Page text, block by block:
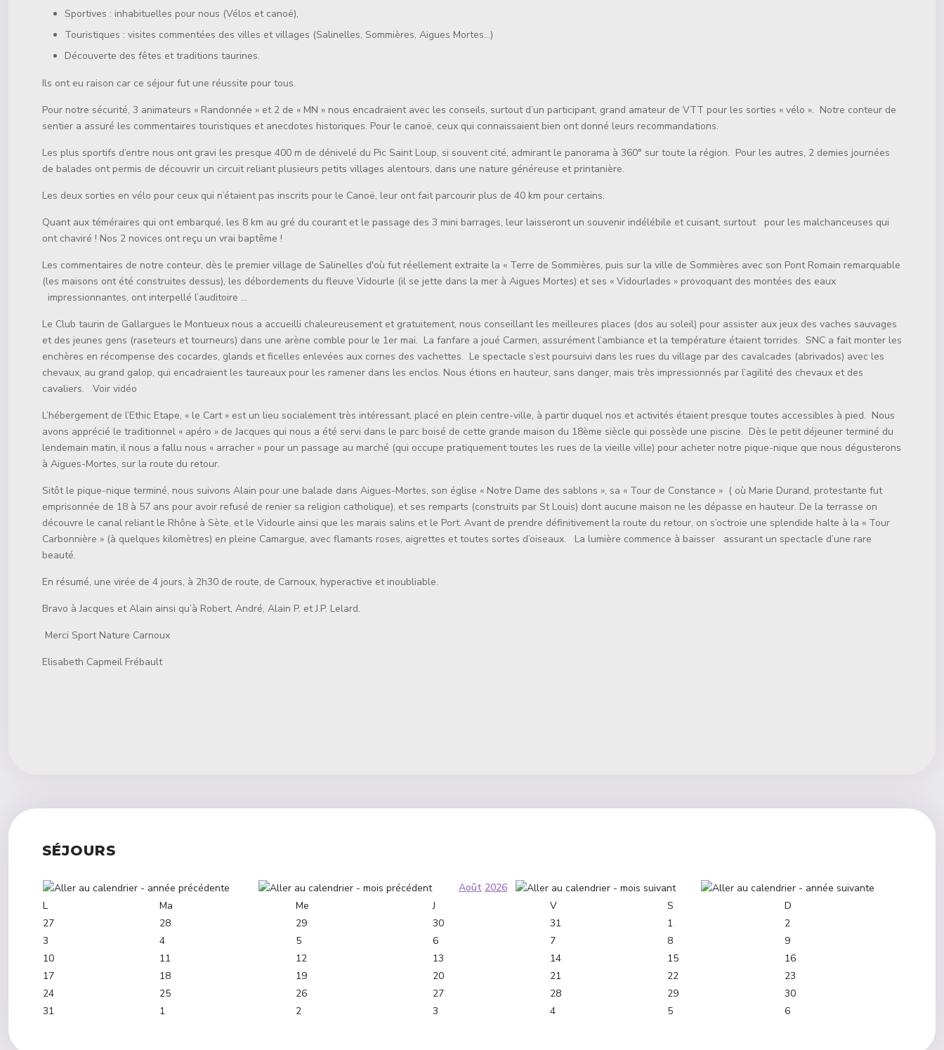
Sportives : inhabituelles pour nous (Vélos et canoë),
Touristiques : visites commentées des villes et villages (Salinelles, Sommières, Aigues Mortes…)
Découverte des fêtes et traditions taurines.
Ils ont eu raison car ce séjour fut une réussite pour tous.
Pour notre sécurité, 3 animateurs « Randonnée » et 2 de « MN » nous encadraient avec les conseils, surtout d’un participant, grand amateur de VTT pour les sorties « vélo ». Notre conteur de
sentier a assuré les commentaires touristiques et anecdotes historiques. Pour le canoë, ceux qui connaissaient bien ont donné leurs recommandations.
Les plus sportifs d’entre nous ont gravi les presque 400 m de dénivelé du Pic Saint Loup, si souvent cité, admirant le panorama à 360° sur toute la région. Pour les autres, 2 demies journées
de balades ont permis de découvrir un circuit reliant plusieurs petits villages alentours, dans une nature généreuse et printanière.
Les deux sorties en vélo pour ceux qui n’étaient pas inscrits pour le Canoë, leur ont fait parcourir plus de 40 km pour certains.
Quant aux téméraires qui ont embarqué, les 8 km au gré du courant et le passage des 3 mini barrages, leur laisseront un souvenir indélébile et cuisant, surtout pour les malchanceuses qui
ont chaviré ! Nos 2 novices ont reçu un vrai baptême !
Les commentaires de notre conteur, dès le premier village de Salinelles d'où fut réellement extraite la « Terre de Sommières, puis sur la ville de Sommières avec son Pont Romain remarquable
(les maisons ont été construites dessus), les débordements du fleuve Vidourle (il se jette dans la mer à Aigues Mortes) et ses « Vidourlades » provoquant des montées des eaux
impressionnantes, ont interpellé l’auditoire …
Le Club taurin de Gallargues le Montueux nous a accueilli chaleureusement et gratuitement, nous conseillant les meilleures places (dos au soleil) pour assister aux jeux des vaches sauvages
et des jeunes gens (raseteurs et tourneurs) dans une arène comble pour le 1er mai. La fanfare a joué Carmen, assurément l’ambiance et la température étaient torrides. SNC a fait monter les
enchères en récompense des cocardes, glands et ficelles enlevées aux cornes des vachettes. Le spectacle s’est poursuivi dans les rues du village par des cavalcades (abrivados) avec les
chevaux, au grand galop, qui encadraient les taureaux pour les ramener dans les enclos. Nous étions en hauteur, sans danger, mais très impressionnés par l’agilité des chevaux et des
cavaliers. Voir vidéo
L’hébergement de l’Ethic Etape, « le Cart » est un lieu socialement très intéressant, placé en plein centre-ville, à partir duquel nos et activités étaient presque toutes accessibles à pied. Nous
avons apprécié le traditionnel « apéro » de Jacques qui nous a été servi dans le parc boisé de cette grande maison du 18ème siècle qui possède une piscine. Dès le petit déjeuner terminé du
lendemain matin, il nous a fallu nous « arracher » pour un passage au marché (qui occupe pratiquement toutes les rues de la vieille ville) pour acheter notre pique-nique que nous dégusterons
à Aigues-Mortes, sur la route du retour.
Sitôt le pique-nique terminé, nous suivons Alain pour une balade dans Aigues-Mortes, son église « Notre Dame des sablons », sa « Tour de Constance » ( où Marie Durand, protestante fut
emprisonnée de 18 à 57 ans pour avoir refusé de renier sa religion catholique), et ses remparts (construits par St Louis) dont aucune maison ne les dépasse en hauteur. De la terrasse on
découvre le canal reliant le Rhône à Sète, et le Vidourle ainsi que les marais salins et le Port. Avant de prendre définitivement la route du retour, on s’octroie une splendide halte à la « Tour
Carbonnière » (à quelques kilomètres) en pleine Camargue, avec flamants roses, aigrettes et toutes sortes d’oiseaux. La lumière commence à baisser assurant un spectacle d’une rare
beauté.
En résumé, une virée de 4 jours, à 2h30 de route, de Carnoux, hyperactive et inoubliable.
Bravo à Jacques et Alain ainsi qu’à Robert, André, Alain P. et J.P. Lelard.
Merci Sport Nature Carnoux
Elisabeth Capmeil Frébault
SÉJOURS
Août 2026
L
Ma Me J V S
D
27
28 29 30 31 1
2
3
4 5 6 7 8
9
10
11 12 13 14 15
16
17
18 19 20 21 22
23
24
25 26 27 28 29
30
31
1 2 3 4 5 6